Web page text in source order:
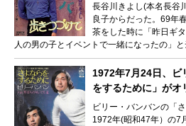
長谷川きよし(本名長谷
良子からだった。69年
茶をした時に「昨日ギ
人の男の子とイベントで一緒になったの」
1972年7月24日、ビ
をするために」がオ
ビリー・バンバンの「
1972年(昭和47年）の7